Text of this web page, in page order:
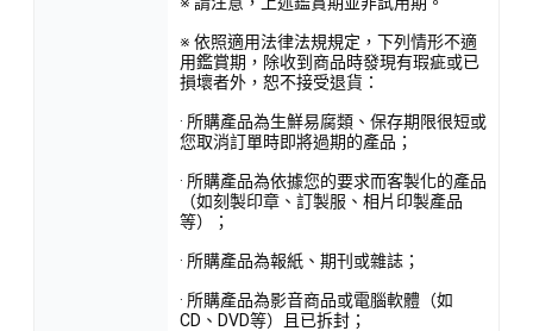
※ 依照適用法律法規規定，下列情形不適
用鑑賞期，除收到商品時發現有瑕疵或已
損壞者外，恕不接受退貨：
· 所購產品為生鮮易腐類、保存期限很短或
您取消訂單時即將過期的產品；
· 所購產品為依據您的要求而客製化的產品
（如刻製印章、訂製服、相片印製產品
等）；
· 所購產品為報紙、期刊或雜誌；
· 所購產品為影音商品或電腦軟體（如
CD、DVD等）且已拆封；